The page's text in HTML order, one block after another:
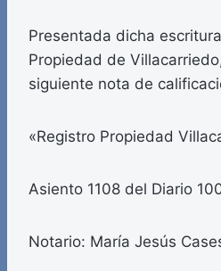
Presentada dicha
Propiedad de
siguiente nota de
«Registro Propiedad
Asiento 1108 del Diario
Notario: María Jesús